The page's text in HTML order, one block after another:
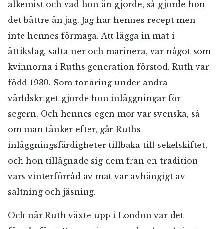
alkemist och vad hon än gjorde, så gjorde hon
det bättre än jag. Jag har hennes recept men
inte hennes förmåga. Att lägga in mat i
ättikslag, salta ner och marinera, var något som
kvinnorna i Ruths generation förstod. Ruth var
född 1930. Som tonåring under andra
världskriget gjorde hon inläggningar för
segern. Och hennes egen mor var svenska, så
om man tänker efter, går Ruths
inläggningsfärdigheter tillbaka till sekelskiftet,
och hon tillägnade sig dem från en tradition
vars vinterförråd av mat var avhängigt av
saltning och jäsning.
Och när Ruth växte upp i London var det